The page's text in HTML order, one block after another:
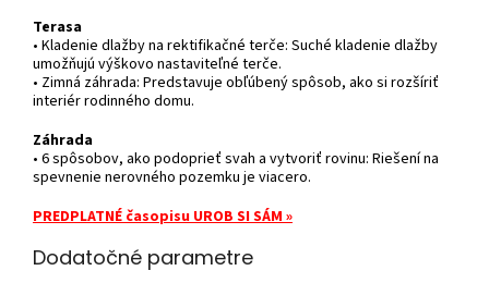
Terasa
• Kladenie dlažby na rektifikačné terče: Suché kladenie dlažby
umožňujú výškovo nastaviteľné terče.
• Zimná záhrada: Predstavuje obľúbený spôsob, ako si rozšíriť
interiér rodinného domu.
Záhrada
• 6 spôsobov, ako podoprieť svah a vytvoriť rovinu: Riešení na
spevnenie nerovného pozemku je viacero.
PREDPLATNÉ časopisu UROB SI SÁM »
Dodatočné parametre